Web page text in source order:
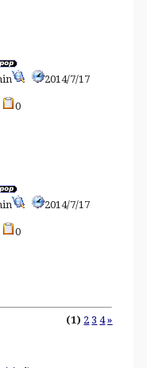
2014/7/17
0
2014/7/17
0
(1) 2 3 4 »